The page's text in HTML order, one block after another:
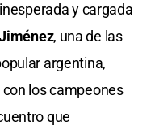
y cargada
, una de las
argentina,
los campeones
que